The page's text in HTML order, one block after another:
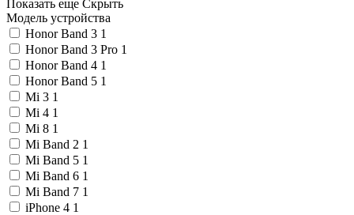
Показать еще Скрыть
Модель устройства
Honor Band 3 1
Honor Band 3 Pro 1
Honor Band 4 1
Honor Band 5 1
Mi 3 1
Mi 4 1
Mi 8 1
Mi Band 2 1
Mi Band 5 1
Mi Band 6 1
Mi Band 7 1
iPhone 4 1